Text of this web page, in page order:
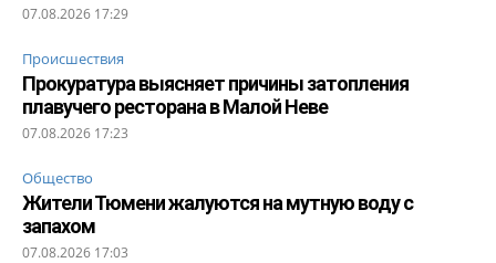
07.08.2026 17:29
Происшествия
Прокуратура выясняет причины затопления
плавучего ресторана в Малой Неве
07.08.2026 17:23
Общество
Жители Тюмени жалуются на мутную воду с
запахом
07.08.2026 17:03